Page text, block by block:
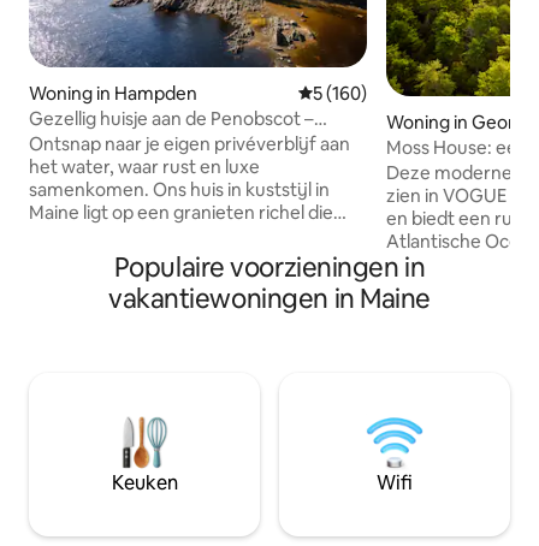
Woning in Hampden Gemiddelde beoordeling
5 (160)
Gezellig huisje aan de Penobscot –
panoramische luxe!
Ontsnap naar je eigen privéverblijf aan
het water, waar rust en luxe
samenkomen. Ons huis in kuststijl in
Maine ligt op een granieten richel die
getij. Geniet van een zonovergoten
interieur met kersenhouten vloeren,
een gastronomische keuken en een
ontspan bij de vuurplaats aan de rand
van de rivier. Slechts 10 minuten van het
centrum van Bangor, met gemakkelijke
toegang tot stedelijke voorzieningen,
@cozycottageinme
Woning in
Moss House:
water in het bos
Deze moderne,
zien in VOGUE
en biedt een
Atlantische
en een eigen
voor een
laten van een
Interieurs van
en beton vormen
expressief en
toevluchtsoord.
Populaire voorzieningen in
vakantiewoningen in Maine
Keuken Wifi